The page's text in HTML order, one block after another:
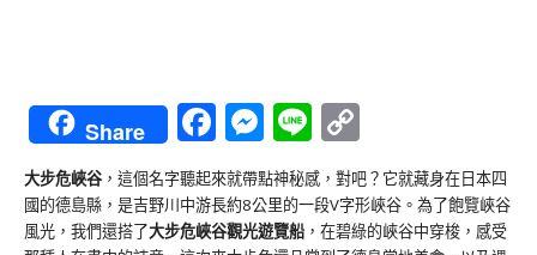
Share Facebook
Messenger
Line
Link
大步危峽谷 ，這個名字聽起來就帶點神秘感，對吧？它就藏身在日本四
國的德島縣，是吉野川中游長約8公里的一段V字形峽谷。為了飽覽峽谷
風光，我們還搭了大步危峽谷觀光遊覽船 ，在碧綠的峽谷中穿梭，感受